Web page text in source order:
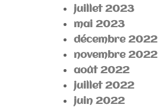
juillet 2023
mai 2023
décembre 2022
novembre 2022
août 2022
juillet 2022
juin 2022